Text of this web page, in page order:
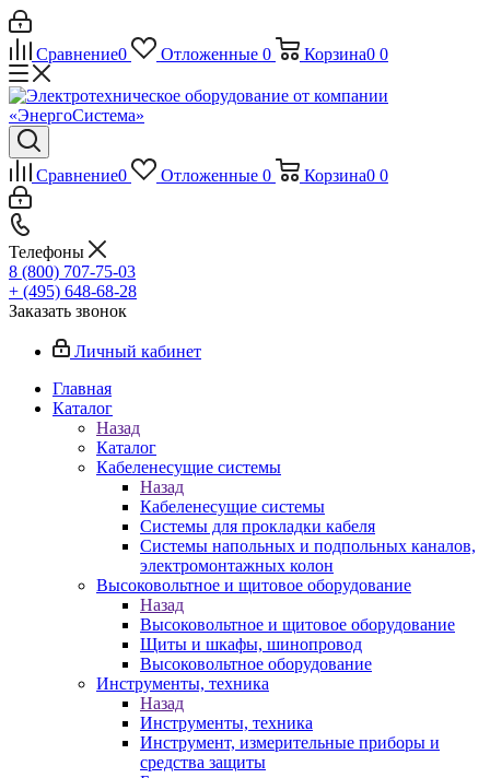
Сравнение0 Отложенные 0 Корзина0 0
Сравнение0 Отложенные 0 Корзина0 0
Телефоны
8 (800) 707-75-03
+ (495) 648-68-28
Заказать звонок
Личный кабинет
Главная
Каталог
Назад
Каталог
Кабеленесущие системы
Назад
Кабеленесущие системы
Системы для прокладки кабеля
Системы напольных и подпольных каналов,
электромонтажных колон
Высоковольтное и щитовое оборудование
Назад
Высоковольтное и щитовое оборудование
Щиты и шкафы, шинопровод
Высоковольтное оборудование
Инструменты, техника
Назад
Инструменты, техника
Инструмент, измерительные приборы и
средства защиты